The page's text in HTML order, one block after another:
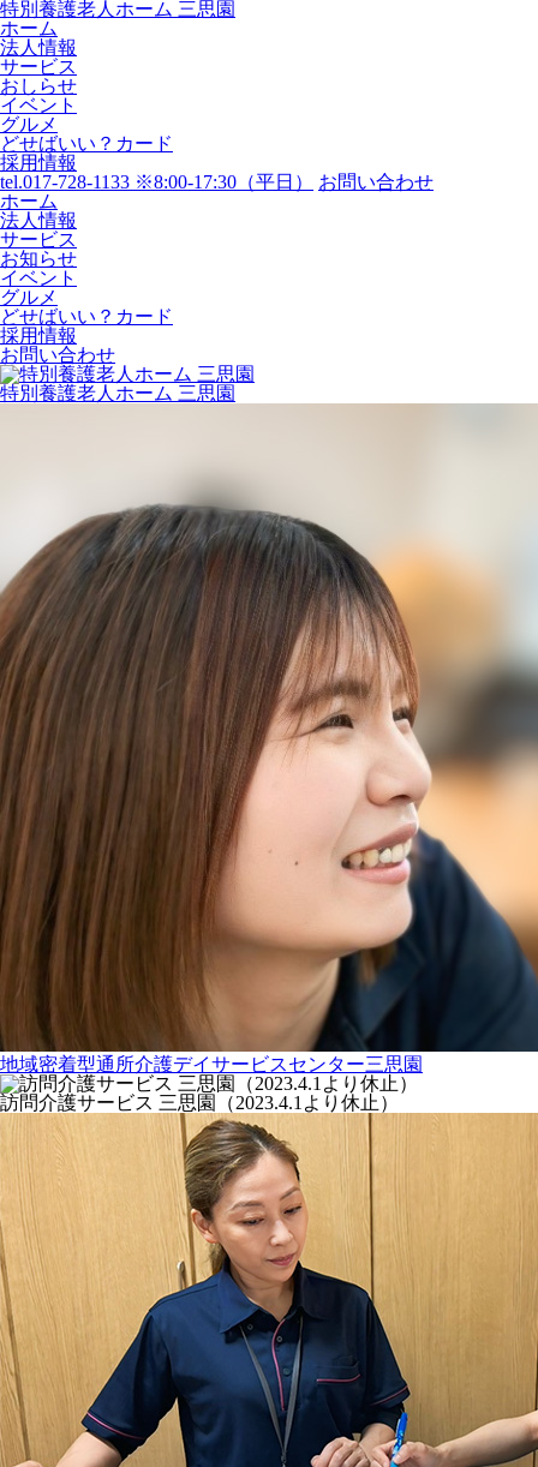
特別養護老人ホーム 三思園
ホーム
法人情報
サービス
おしらせ
イベント
グルメ
どせばいい？カード
採用情報
tel.017-728-1133 ※8:00-17:30（平日）
お問い合わせ
ホーム
法人情報
サービス
お知らせ
イベント
グルメ
どせばいい？カード
採用情報
お問い合わせ
特別養護老人ホーム 三思園
地域密着型通所介護デイサービスセンター三思園
訪問介護サービス 三思園（2023.4.1より休止）